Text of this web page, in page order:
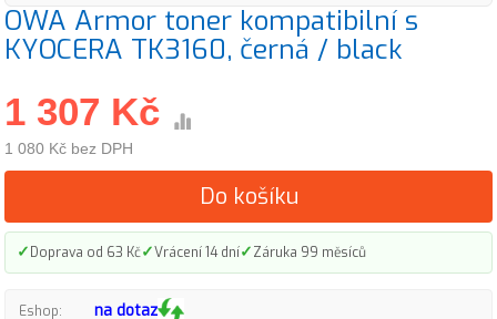
OWA Armor toner kompatibilní s
KYOCERA TK3160, černá / black
1 307 Kč
1 080 Kč bez DPH
Do košíku
✓Doprava od 63 Kč✓Vrácení 14 dní✓Záruka 99 měsíců
Eshop: na dotaz